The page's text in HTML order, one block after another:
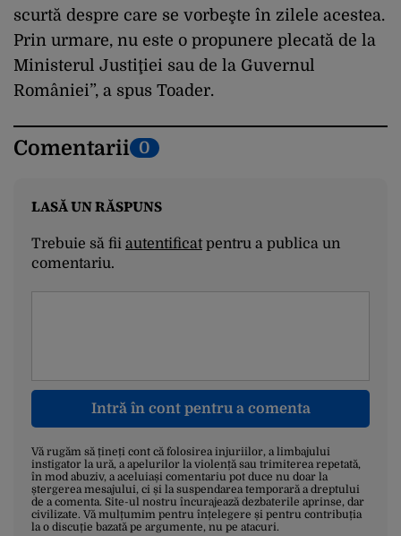
scurtă despre care se vorbeşte în zilele acestea.
Prin urmare, nu este o propunere plecată de la
Ministerul Justiţiei sau de la Guvernul
României”, a spus Toader.
Comentarii 0
LASĂ UN RĂSPUNS
Trebuie să fii autentificatpentru a publica un
comentariu.
Intră în cont pentru a comenta
Vă rugăm să țineți cont că folosirea injuriilor, a limbajului
instigator la ură, a apelurilor la violență sau trimiterea repetată,
în mod abuziv, a aceluiași comentariu pot duce nu doar la
ștergerea mesajului, ci și la suspendarea temporară a dreptului
de a comenta. Site-ul nostru încurajează dezbaterile aprinse, dar
civilizate. Vă mulțumim pentru înțelegere și pentru contribuția
la o discuție bazată pe argumente, nu pe atacuri.